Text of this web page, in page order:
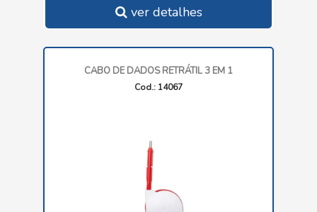
ver detalhes
CABO DE DADOS RETRÁTIL 3 EM 1
Cod.: 14067